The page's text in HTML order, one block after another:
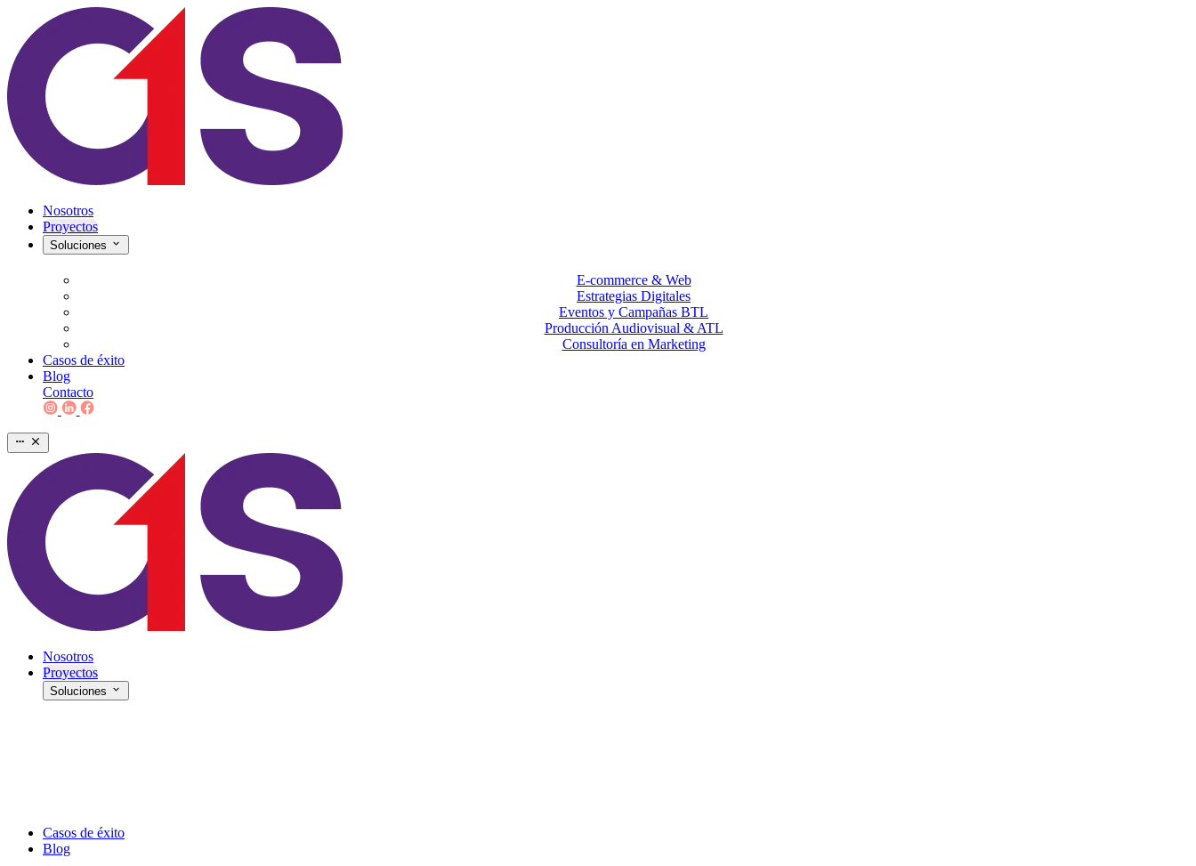
Nosotros
Proyectos
Soluciones
E-commerce & Web
Estrategias Digitales
Eventos y Campañas BTL
Producción Audiovisual & ATL
Consultoría en Marketing
Casos de éxito
Blog
Contacto
Nosotros
Proyectos
Soluciones
Casos de éxito
Blog